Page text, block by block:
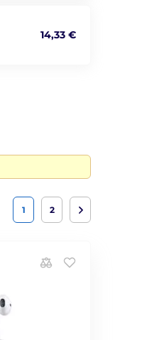
14,33 €
1 2